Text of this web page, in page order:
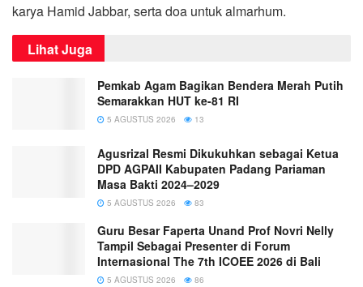
karya Hamid Jabbar, serta doa untuk almarhum.
Lihat Juga
Pemkab Agam Bagikan Bendera Merah Putih
Semarakkan HUT ke-81 RI
5 AGUSTUS 2026 13
Agusrizal Resmi Dikukuhkan sebagai Ketua
DPD AGPAII Kabupaten Padang Pariaman
Masa Bakti 2024–2029
5 AGUSTUS 2026 83
Guru Besar Faperta Unand Prof Novri Nelly
Tampil Sebagai Presenter di Forum
Internasional The 7th ICOEE 2026 di Bali
5 AGUSTUS 2026 86